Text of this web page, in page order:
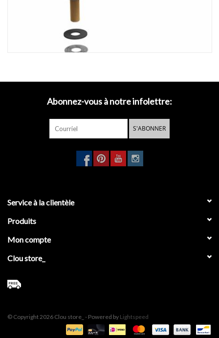
Abonnez-vous à notre infolettre:
S'ABONNER
Service à la clientèle
Produits
Mon compte
Clou store_
© Copyright 2026 Clou store_ - Powered by Lightspeed